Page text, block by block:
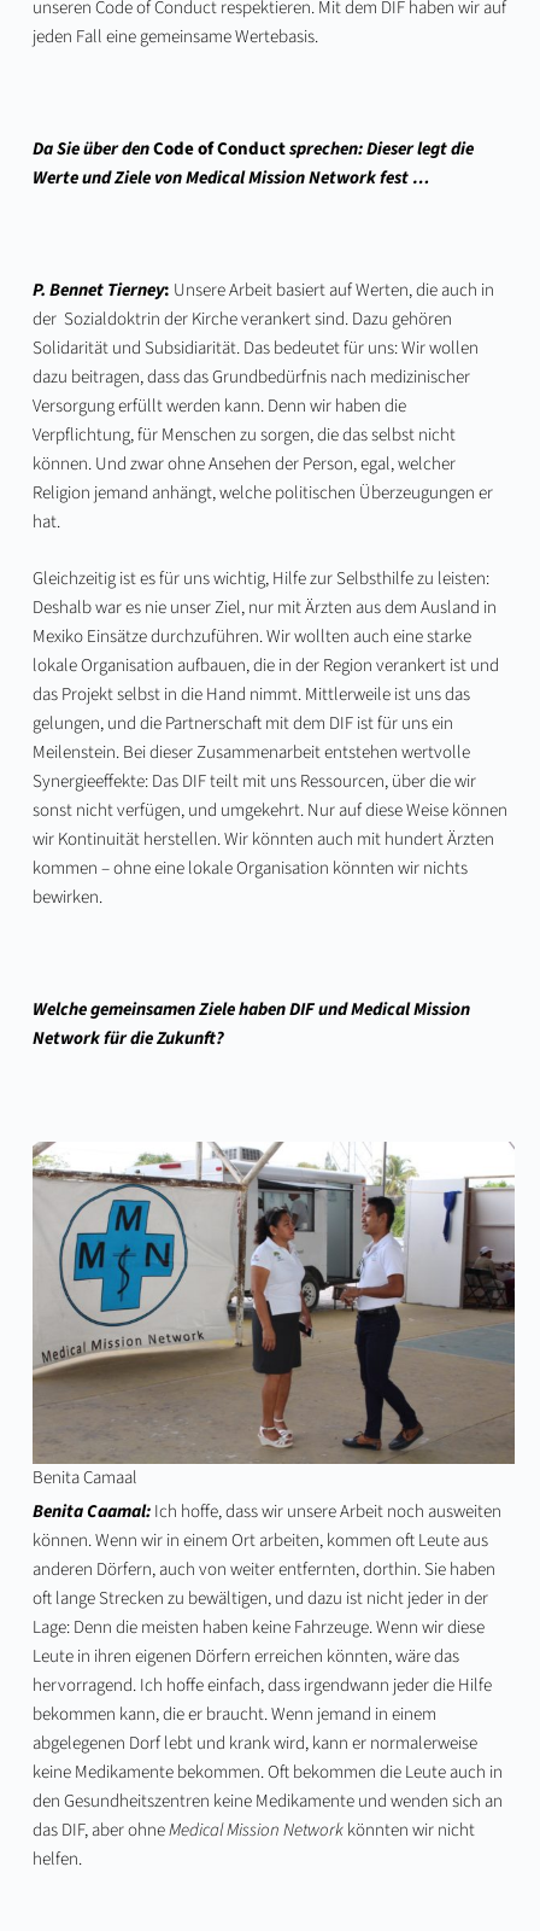
unseren Code of Conduct respektieren. Mit dem DIF haben wir auf
jeden Fall eine gemeinsame Wertebasis.
Da Sie über denCode of Conductsprechen: Dieser legt die
Werte und Ziele von Medical Mission Network fest …
P. Bennet Tierney: Unsere Arbeit basiert auf Werten, die auch in
der Sozialdoktrin der Kirche verankert sind. Dazu gehören
Solidarität und Subsidiarität. Das bedeutet für uns: Wir wollen
dazu beitragen, dass das Grundbedürfnis nach medizinischer
Versorgung erfüllt werden kann. Denn wir haben die
Verpflichtung, für Menschen zu sorgen, die das selbst nicht
können. Und zwar ohne Ansehen der Person, egal, welcher
Religion jemand anhängt, welche politischen Überzeugungen er
hat.
Gleichzeitig ist es für uns wichtig, Hilfe zur Selbsthilfe zu leisten:
Deshalb war es nie unser Ziel, nur mit Ärzten aus dem Ausland in
Mexiko Einsätze durchzuführen. Wir wollten auch eine starke
lokale Organisation aufbauen, die in der Region verankert ist und
das Projekt selbst in die Hand nimmt. Mittlerweile ist uns das
gelungen, und die Partnerschaft mit dem DIF ist für uns ein
Meilenstein. Bei dieser Zusammenarbeit entstehen wertvolle
Synergieeffekte: Das DIF teilt mit uns Ressourcen, über die wir
sonst nicht verfügen, und umgekehrt. Nur auf diese Weise können
wir Kontinuität herstellen. Wir könnten auch mit hundert Ärzten
kommen – ohne eine lokale Organisation könnten wir nichts
bewirken.
Welche gemeinsamen Ziele haben DIF und Medical Mission
Network für die Zukunft?
Benita Camaal
Benita Caamal:Ich hoffe, dass wir unsere Arbeit noch ausweiten
können. Wenn wir in einem Ort arbeiten, kommen oft Leute aus
anderen Dörfern, auch von weiter entfernten, dorthin. Sie haben
oft lange Strecken zu bewältigen, und dazu ist nicht jeder in der
Lage: Denn die meisten haben keine Fahrzeuge. Wenn wir diese
Leute in ihren eigenen Dörfern erreichen könnten, wäre das
hervorragend. Ich hoffe einfach, dass irgendwann jeder die Hilfe
bekommen kann, die er braucht. Wenn jemand in einem
abgelegenen Dorf lebt und krank wird, kann er normalerweise
keine Medikamente bekommen. Oft bekommen die Leute auch in
den Gesundheitszentren keine Medikamente und wenden sich an
das DIF, aber ohneMedical Mission Networkkönnten wir nicht
helfen.